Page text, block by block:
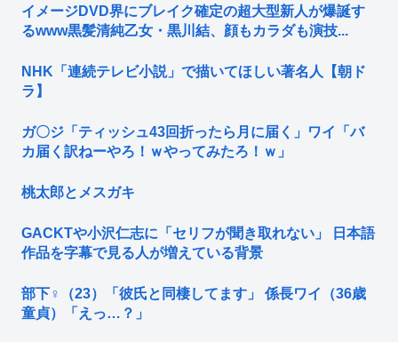
イメージDVD界にブレイク確定の超大型新人が爆誕す
るwww黒髪清純乙女・黒川結、顔もカラダも演技...
NHK「連続テレビ小説」で描いてほしい著名人【朝ド
ラ】
ガ〇ジ「ティッシュ43回折ったら月に届く」ワイ「バ
カ届く訳ねーやろ！ｗやってみたろ！ｗ」
桃太郎とメスガキ
GACKTや小沢仁志に「セリフが聞き取れない」 日本語
作品を字幕で見る人が増えている背景
部下♀（23）「彼氏と同棲してます」 係長ワイ（36歳
童貞）「えっ…？」